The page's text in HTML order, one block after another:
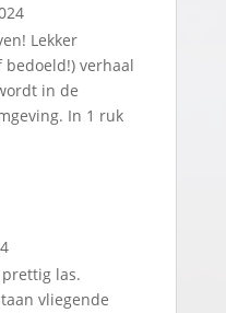
Lekker
verhaal
in de
In 1 ruk
las.
vliegende